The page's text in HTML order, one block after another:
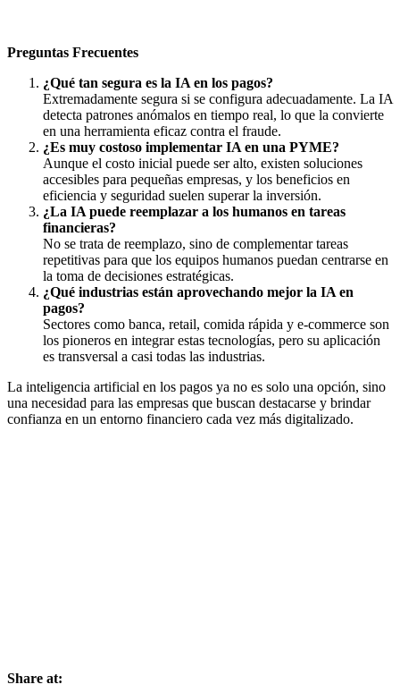
Preguntas Frecuentes
¿Qué tan segura es la IA en los pagos?
Extremadamente segura si se configura adecuadamente. La IA
detecta patrones anómalos en tiempo real, lo que la convierte
en una herramienta eficaz contra el fraude.
¿Es muy costoso implementar IA en una PYME?
Aunque el costo inicial puede ser alto, existen soluciones
accesibles para pequeñas empresas, y los beneficios en
eficiencia y seguridad suelen superar la inversión.
¿La IA puede reemplazar a los humanos en tareas
financieras?
No se trata de reemplazo, sino de complementar tareas
repetitivas para que los equipos humanos puedan centrarse en
la toma de decisiones estratégicas.
¿Qué industrias están aprovechando mejor la IA en
pagos?
Sectores como banca, retail, comida rápida y e-commerce son
los pioneros en integrar estas tecnologías, pero su aplicación
es transversal a casi todas las industrias.
La inteligencia artificial en los pagos ya no es solo una opción, sino
una necesidad para las empresas que buscan destacarse y brindar
confianza en un entorno financiero cada vez más digitalizado.
Share at: